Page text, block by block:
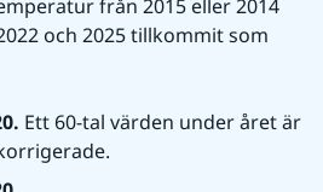
från 2015 eller 2014
och 2025 tillkommit som
Ett 60-tal värden under året är